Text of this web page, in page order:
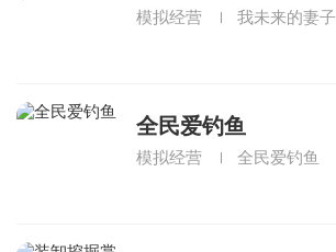
模拟经营 我未来的妻子
全民爱钓鱼
模拟经营 全民爱钓鱼